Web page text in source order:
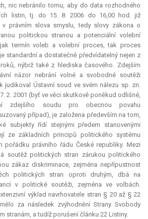
nic nebránilo tomu, aby do data rozhodného
listin, tj. do 15. 8. 2006 do 16,00 hod. již
právním slova smyslu, tedy slovy zákona o
politickou stranou a potenciální volební
termín voleb a volební proces, tak proces
standardní a dostatečně předvídatelný nejen z
nýbrž také z hlediska časového. Zdejším
názor nebrání volné a svobodné soutěži
judikoval Ústavní soud ve svém nálezu sp. zn.
2. 2001 (byť ve věci skutkově poněkud odlišné,
zdejšího soudu pro obecnou povahu
případ), je založena především na tom,
subjekty řídí stejnými předem stanovenými
ze základních principů politického systému
pořádku právního řádu České republiky. Mezi
soutěž politických stran zárukou politického
zákaz diskriminace, zejména nepřípustnost
politických stran oproti druhým, dbá na
v politické soutěži, zejména ve volbách.
výklad navrhovatele stran § 20 až § 22
za následek zvýhodnění Strany Svobody
stranám, a tudíž porušení článku 22 Listiny.